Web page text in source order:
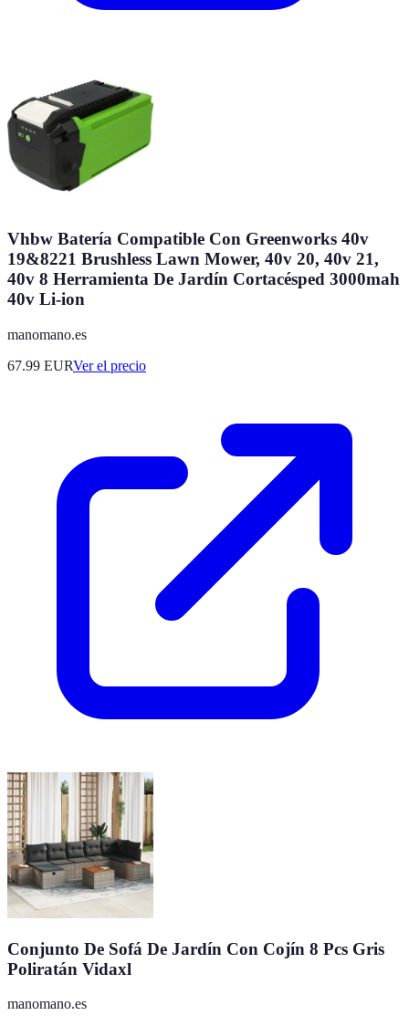
Vhbw Batería Compatible Con Greenworks 40v
19&8221 Brushless Lawn Mower, 40v 20, 40v 21,
40v 8 Herramienta De Jardín Cortacésped 3000mah
40v Li-ion
manomano.es
67.99 EURVer el precio
Conjunto De Sofá De Jardín Con Cojín 8 Pcs Gris
Poliratán Vidaxl
manomano.es